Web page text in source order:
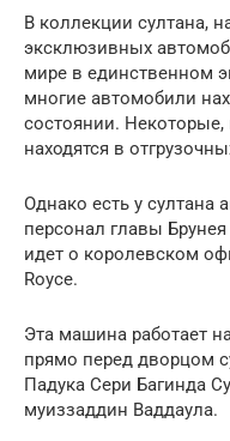
В коллекции султана,
эксклюзивных
мире в единственном
многие автомобили
состоянии.
находятся в
Однако есть у султана
персонал главы
идет о королевском
Royce.
Эта машина работает
прямо перед дворцом
Падука Сери Багинда
муиззаддин Ваддаула.